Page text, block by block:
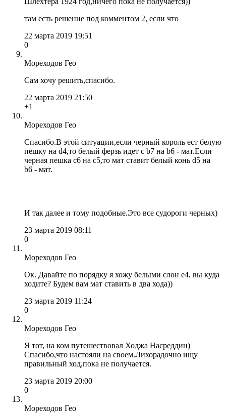
там есть решение под комментом 2, если что
22 марта 2019 19:51
0
Мореходов Гео
Сам хочу решить,спасибо.
22 марта 2019 21:50
+1
Мореходов Гео
Спасибо.В этой ситуации,если черный король ест белую
пешку на d4,то белый ферзь идет с b7 на b6 - мат.Если
черная пешка c6 на c5,то мат ставит белый конь d5 на
b6 - мат.
И так далее и тому подобные.Это все судороги черных)
23 марта 2019 08:11
0
Мореходов Гео
Ок. Давайте по порядку я хожу белыми слон e4, вы куда
ходите? Будем вам мат ставить в два хода))
23 марта 2019 11:24
0
Мореходов Гео
Я тот, на ком путешествовал Ходжа Насреддин)
Спасибо,что настояли на своем.Лихорадочно ищу
правильный ход,пока не получается.
23 марта 2019 20:00
0
Мореходов Гео